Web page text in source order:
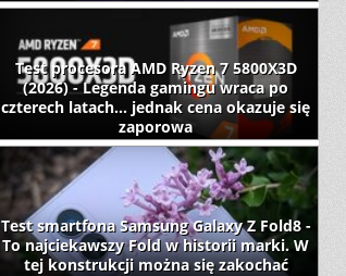
Test procesora AMD Ryzen 7 5800X3D
(2026) - Legenda gamingu wraca po
czterech latach... jednak cena okazuje się
zaporowa
Test smartfona Samsung Galaxy Z Fold8 -
To najciekawszy Fold w historii marki. W
tej konstrukcji można się zakochać